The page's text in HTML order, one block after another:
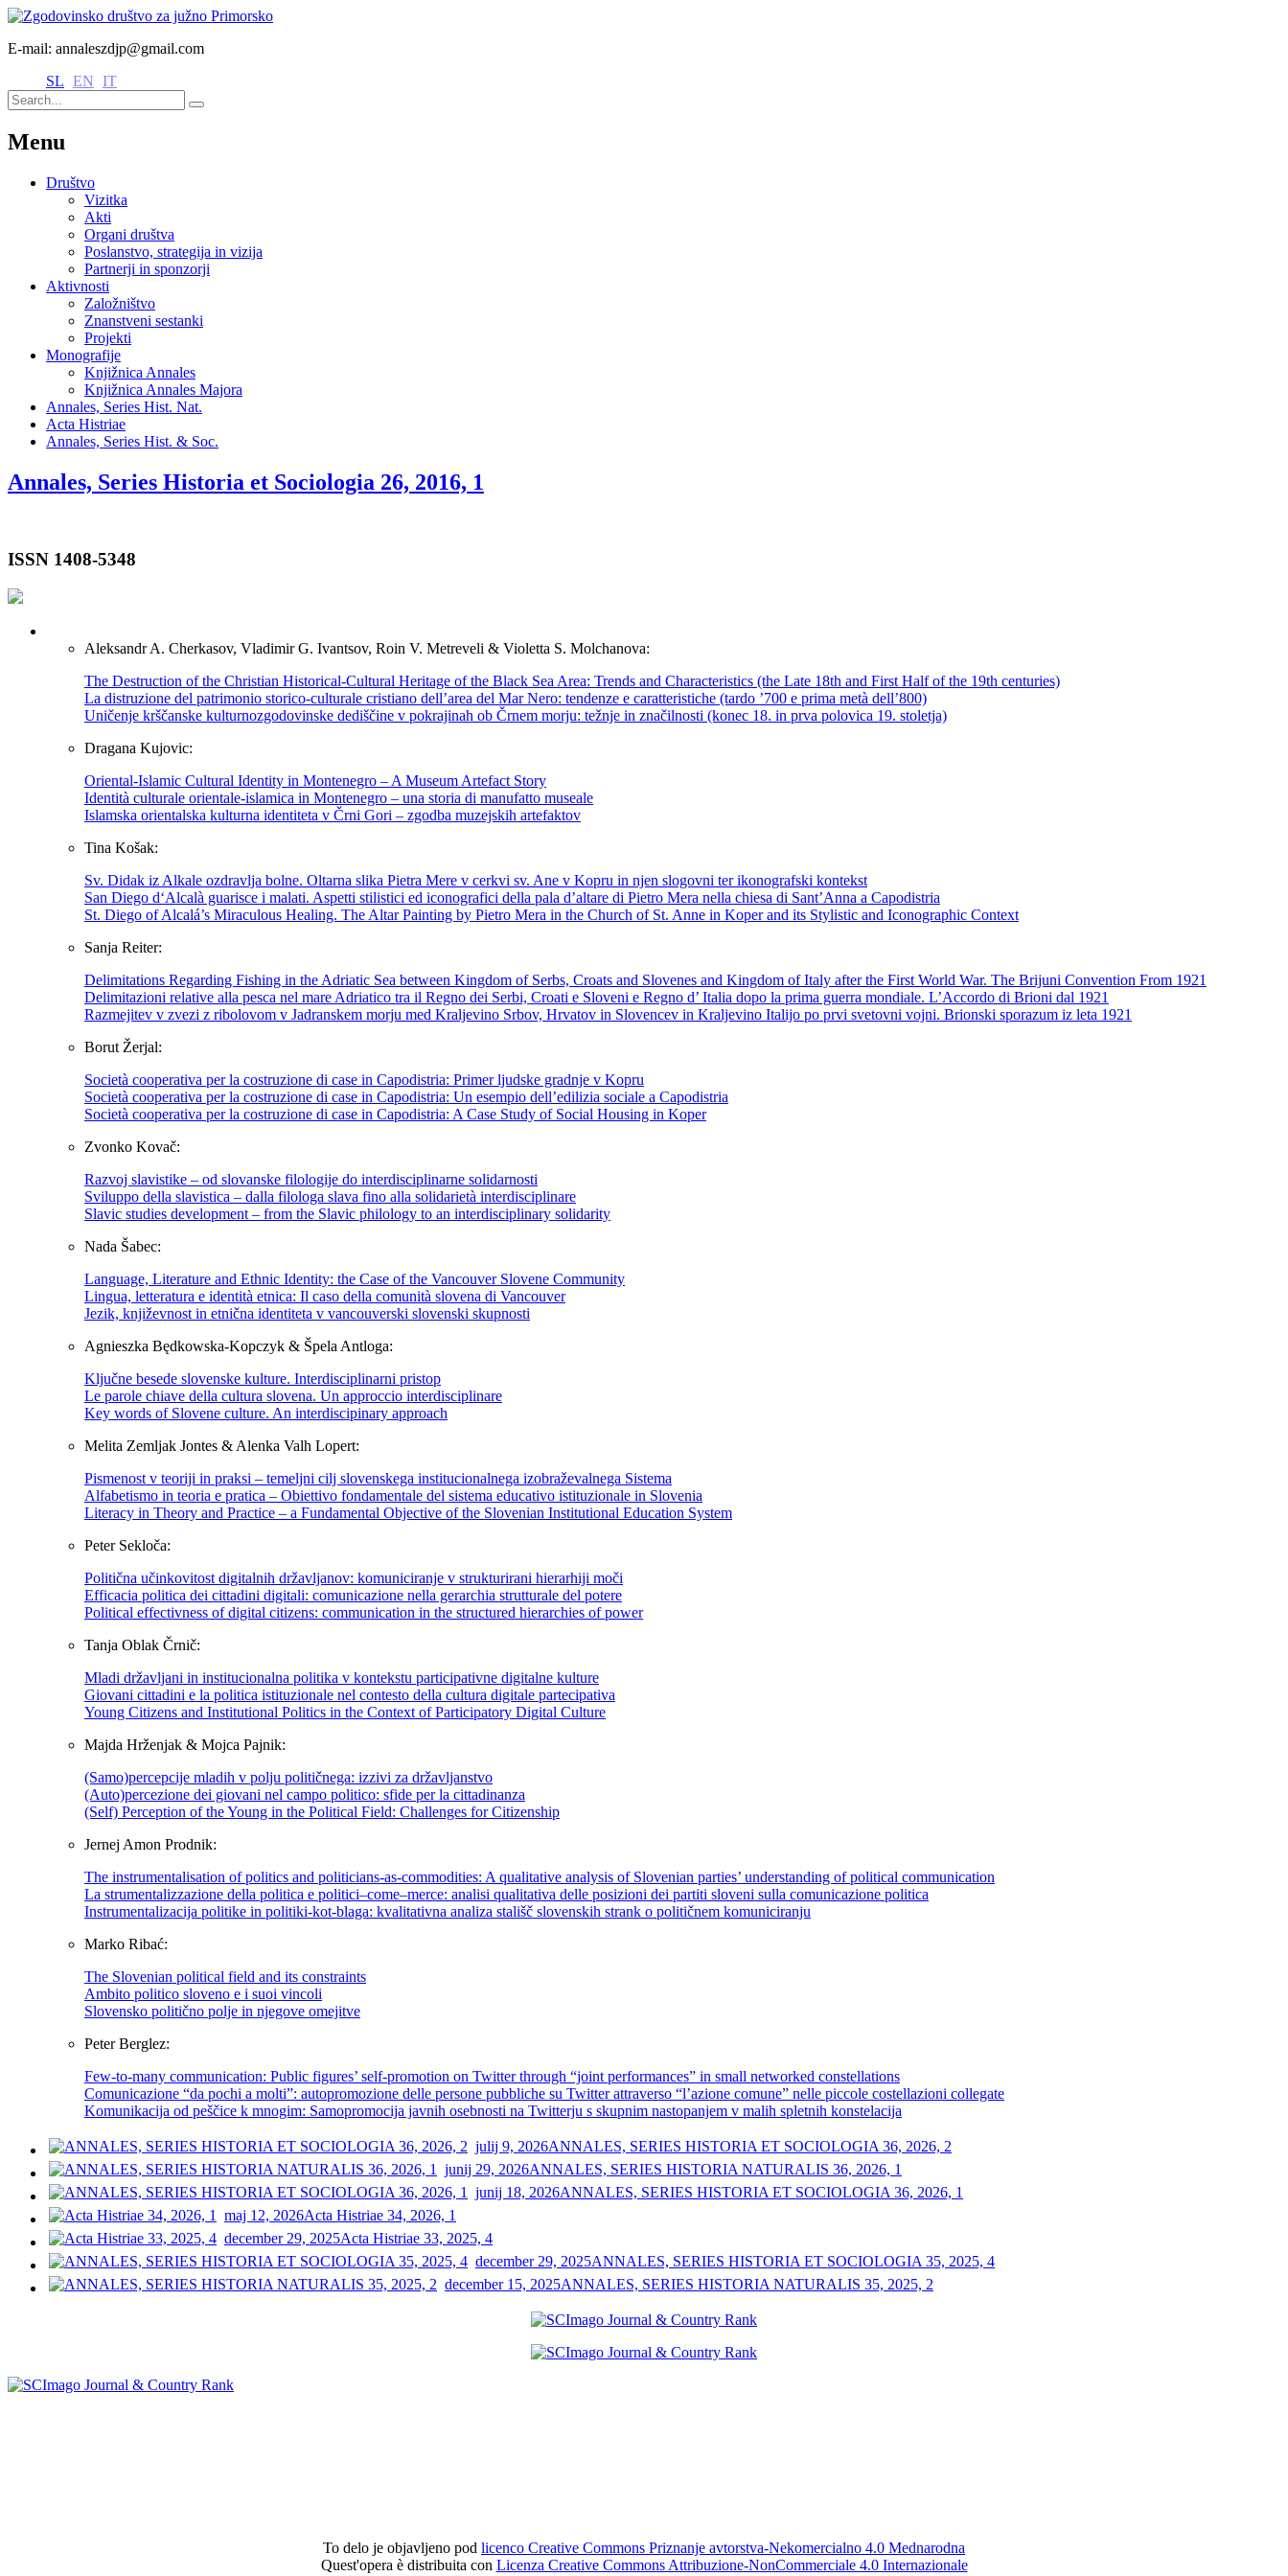
E-mail: annaleszdjp@gmail.com
SL EN IT
Menu
Društvo
Vizitka
Akti
Organi društva
Poslanstvo, strategija in vizija
Partnerji in sponzorji
Aktivnosti
Založništvo
Znanstveni sestanki
Projekti
Monografije
Knjižnica Annales
Knjižnica Annales Majora
Annales, Series Hist. Nat.
Acta Histriae
Annales, Series Hist. & Soc.
Annales, Series Historia et Sociologia 26, 2016, 1
ISSN 1408-5348
Aleksandr A. Cherkasov, Vladimir G. Ivantsov, Roin V. Metreveli & Violetta S. Molchanova:
The Destruction of the Christian Historical-Cultural Heritage of the Black Sea Area: Trends and Characteristics (the Late 18th and First Half of the 19th centuries)
La distruzione del patrimonio storico-culturale cristiano dell’area del Mar Nero: tendenze e caratteristiche (tardo ’700 e prima metà dell’800)
Uničenje krščanske kulturnozgodovinske dediščine v pokrajinah ob Črnem morju: težnje in značilnosti (konec 18. in prva polovica 19. stoletja)
Dragana Kujovic:
Oriental-Islamic Cultural Identity in Montenegro – A Museum Artefact Story
Identità culturale orientale-islamica in Montenegro – una storia di manufatto museale
Islamska orientalska kulturna identiteta v Črni Gori – zgodba muzejskih artefaktov
Tina Košak:
Sv. Didak iz Alkale ozdravlja bolne. Oltarna slika Pietra Mere v cerkvi sv. Ane v Kopru in njen slogovni ter ikonografski kontekst
San Diego d‘Alcalà guarisce i malati. Aspetti stilistici ed iconografici della pala d’altare di Pietro Mera nella chiesa di Sant’Anna a Capodistria
St. Diego of Alcalá’s Miraculous Healing. The Altar Painting by Pietro Mera in the Church of St. Anne in Koper and its Stylistic and Iconographic Context
Sanja Reiter:
Delimitations Regarding Fishing in the Adriatic Sea between Kingdom of Serbs, Croats and Slovenes and Kingdom of Italy after the First World War. The Brijuni Convention From 1921
Delimitazioni relative alla pesca nel mare Adriatico tra il Regno dei Serbi, Croati e Sloveni e Regno d’ Italia dopo la prima guerra mondiale. L’Accordo di Brioni dal 1921
Razmejitev v zvezi z ribolovom v Jadranskem morju med Kraljevino Srbov, Hrvatov in Slovencev in Kraljevino Italijo po prvi svetovni vojni. Brionski sporazum iz leta 1921
Borut Žerjal:
Società cooperativa per la costruzione di case in Capodistria: Primer ljudske gradnje v Kopru
Società cooperativa per la costruzione di case in Capodistria: Un esempio dell’edilizia sociale a Capodistria
Società cooperativa per la costruzione di case in Capodistria: A Case Study of Social Housing in Koper
Zvonko Kovač:
Razvoj slavistike – od slovanske filologije do interdisciplinarne solidarnosti
Sviluppo della slavistica – dalla filologa slava fino alla solidarietà interdisciplinare
Slavic studies development – from the Slavic philology to an interdisciplinary solidarity
Nada Šabec:
Language, Literature and Ethnic Identity: the Case of the Vancouver Slovene Community
Lingua, letteratura e identità etnica: Il caso della comunità slovena di Vancouver
Jezik, književnost in etnična identiteta v vancouverski slovenski skupnosti
Agnieszka Będkowska-Kopczyk & Špela Antloga:
Ključne besede slovenske kulture. Interdisciplinarni pristop
Le parole chiave della cultura slovena. Un approccio interdisciplinare
Key words of Slovene culture. An interdiscipinary approach
Melita Zemljak Jontes & Alenka Valh Lopert:
Pismenost v teoriji in praksi – temeljni cilj slovenskega institucionalnega izobraževalnega Sistema
Alfabetismo in teoria e pratica – Obiettivo fondamentale del sistema educativo istituzionale in Slovenia
Literacy in Theory and Practice – a Fundamental Objective of the Slovenian Institutional Education System
Peter Sekloča:
Politična učinkovitost digitalnih državljanov: komuniciranje v strukturirani hierarhiji moči
Efficacia politica dei cittadini digitali: comunicazione nella gerarchia strutturale del potere
Political effectivness of digital citizens: communication in the structured hierarchies of power
Tanja Oblak Črnič:
Mladi državljani in institucionalna politika v kontekstu participativne digitalne kulture
Giovani cittadini e la politica istituzionale nel contesto della cultura digitale partecipativa
Young Citizens and Institutional Politics in the Context of Participatory Digital Culture
Majda Hrženjak & Mojca Pajnik:
(Samo)percepcije mladih v polju političnega: izzivi za državljanstvo
(Auto)percezione dei giovani nel campo politico: sfide per la cittadinanza
(Self) Perception of the Young in the Political Field: Challenges for Citizenship
Jernej Amon Prodnik:
The instrumentalisation of politics and politicians-as-commodities: A qualitative analysis of Slovenian parties’ understanding of political communication
La strumentalizzazione della politica e politici–come–merce: analisi qualitativa delle posizioni dei partiti sloveni sulla comunicazione politica
Instrumentalizacija politike in politiki-kot-blaga: kvalitativna analiza stališč slovenskih strank o političnem komuniciranju
Marko Ribać:
The Slovenian political field and its constraints
Ambito politico sloveno e i suoi vincoli
Slovensko politično polje in njegove omejitve
Peter Berglez:
Few-to-many communication: Public figures’ self-promotion on Twitter through “joint performances” in small networked constellations
Comunicazione “da pochi a molti”: autopromozione delle persone pubbliche su Twitter attraverso “l’azione comune” nelle piccole costellazioni collegate
Komunikacija od peščice k mnogim: Samopromocija javnih osebnosti na Twitterju s skupnim nastopanjem v malih spletnih konstelacija
julij 9, 2026ANNALES, SERIES HISTORIA ET SOCIOLOGIA 36, 2026, 2
junij 29, 2026ANNALES, SERIES HISTORIA NATURALIS 36, 2026, 1
junij 18, 2026ANNALES, SERIES HISTORIA ET SOCIOLOGIA 36, 2026, 1
maj 12, 2026Acta Histriae 34, 2026, 1
december 29, 2025Acta Histriae 33, 2025, 4
december 29, 2025ANNALES, SERIES HISTORIA ET SOCIOLOGIA 35, 2025, 4
december 15, 2025ANNALES, SERIES HISTORIA NATURALIS 35, 2025, 2
To delo je objavljeno pod licenco Creative Commons Priznanje avtorstva-Nekomercialno 4.0 Mednarodna
Quest'opera è distribuita con Licenza Creative Commons Attribuzione-NonCommerciale 4.0 Internazionale